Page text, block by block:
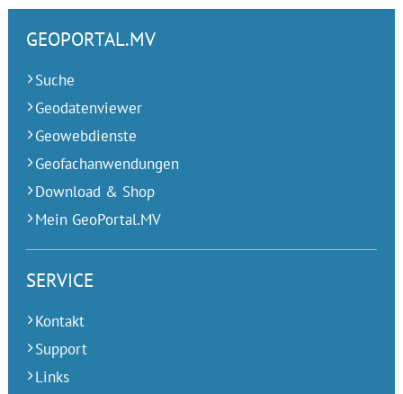
GEOPORTAL.MV
Suche
Geodatenviewer
Geowebdienste
Geofachanwendungen
Download & Shop
Mein GeoPortal.MV
SERVICE
Kontakt
Support
Links